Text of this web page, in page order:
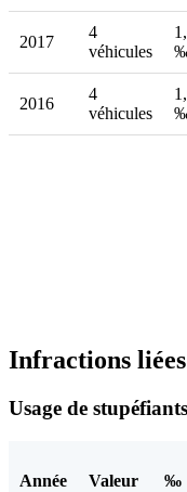
2017
4
véhicules
2016
4
véhicules
Infractions
Usage de stupéfiants
Année Valeur ‰